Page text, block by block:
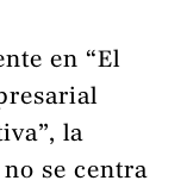
en “El
la
se centra